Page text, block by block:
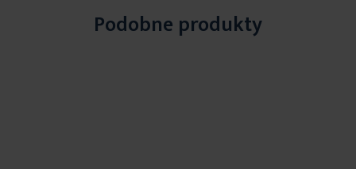
Podobne produkty